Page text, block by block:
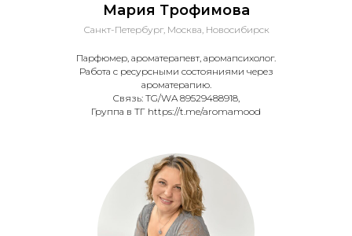
Мария Трофимова
Санкт-Петербург, Москва, Новосибирск
Парфюмер, ароматерапевт, аромапсихолог.
Работа с ресурсными состояниями через
ароматерапию.
Связь: TG/WA 89529488918,
Группа в ТГ https://t.me/aromamood